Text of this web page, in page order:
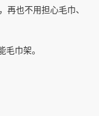
再也不用担心毛巾、
巾架。